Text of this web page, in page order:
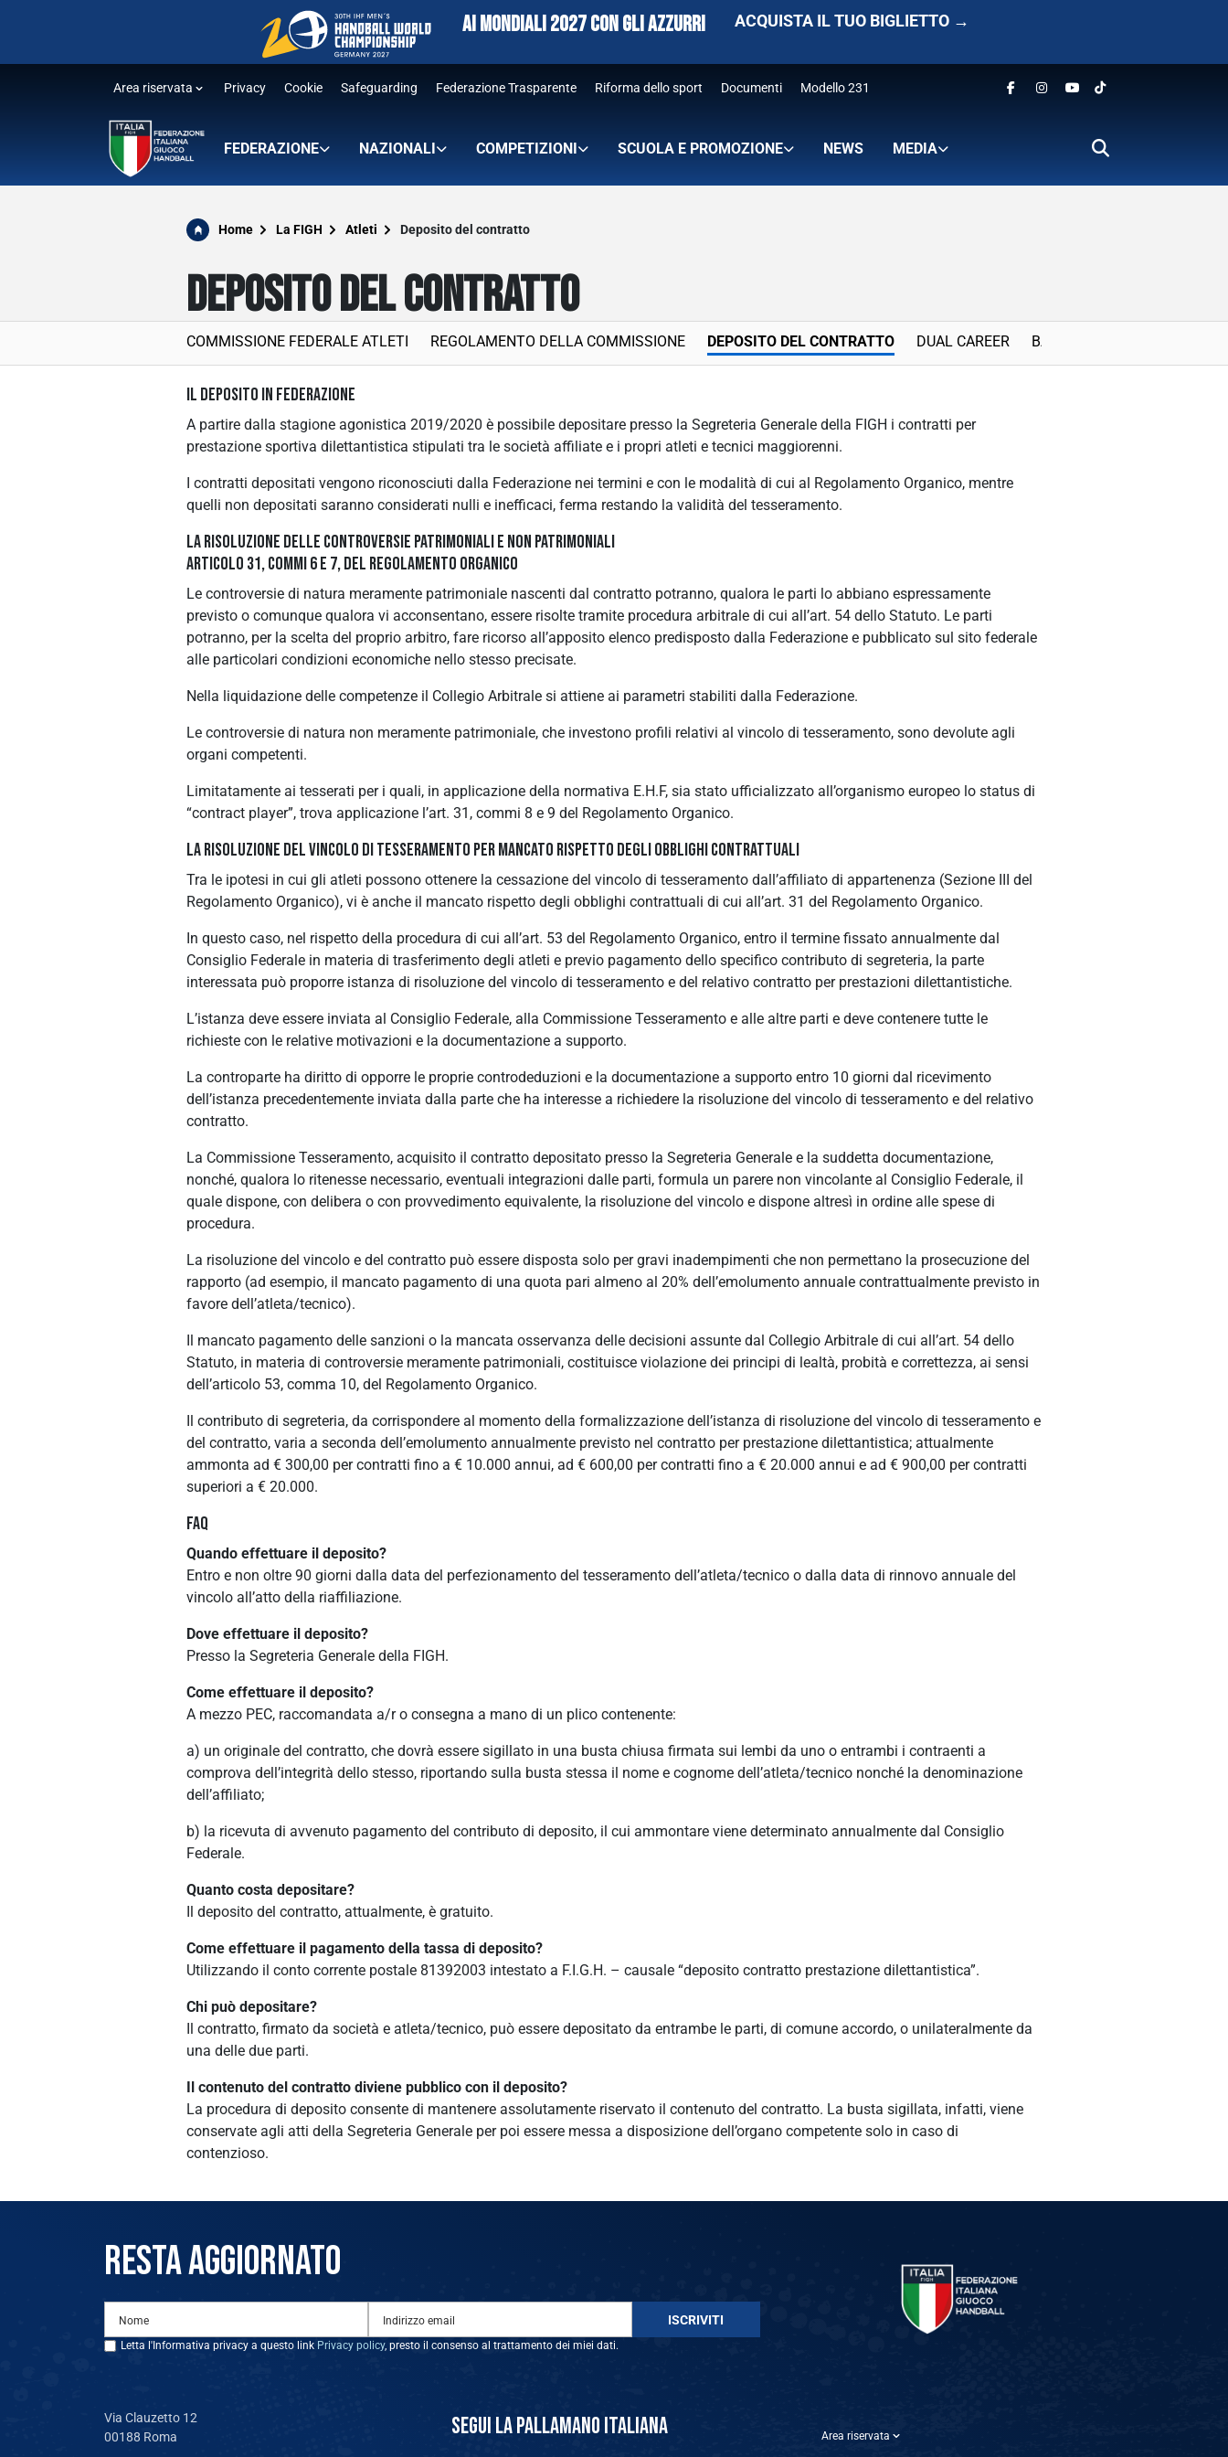
AI MONDIALI 2027 CON GLI AZZURRI ACQUISTA IL TUO BIGLIETTO →
Area riservata Privacy Cookie Safeguarding Federazione Trasparente Riforma dello sport Documenti Modello 231
FEDERAZIONE NAZIONALI COMPETIZIONI SCUOLA E PROMOZIONE NEWS MEDIA
Home La FIGH Atleti Deposito del contratto
DEPOSITO DEL CONTRATTO
COMMISSIONE FEDERALE ATLETI REGOLAMENTO DELLA COMMISSIONE DEPOSITO DEL CONTRATTO DUAL CAREER BANDI E PROGETTI
IL DEPOSITO IN FEDERAZIONE
A partire dalla stagione agonistica 2019/2020 è possibile depositare presso la Segreteria Generale della FIGH i contratti per
prestazione sportiva dilettantistica stipulati tra le società affiliate e i propri atleti e tecnici maggiorenni.
I contratti depositati vengono riconosciuti dalla Federazione nei termini e con le modalità di cui al Regolamento Organico, mentre
quelli non depositati saranno considerati nulli e inefficaci, ferma restando la validità del tesseramento.
LA RISOLUZIONE DELLE CONTROVERSIE PATRIMONIALI E NON PATRIMONIALI
ARTICOLO 31, COMMI 6 E 7, DEL REGOLAMENTO ORGANICO
Le controversie di natura meramente patrimoniale nascenti dal contratto potranno, qualora le parti lo abbiano espressamente
previsto o comunque qualora vi acconsentano, essere risolte tramite procedura arbitrale di cui all’art. 54 dello Statuto. Le parti
potranno, per la scelta del proprio arbitro, fare ricorso all’apposito elenco predisposto dalla Federazione e pubblicato sul sito federale
alle particolari condizioni economiche nello stesso precisate.
Nella liquidazione delle competenze il Collegio Arbitrale si attiene ai parametri stabiliti dalla Federazione.
Le controversie di natura non meramente patrimoniale, che investono profili relativi al vincolo di tesseramento, sono devolute agli
organi competenti.
Limitatamente ai tesserati per i quali, in applicazione della normativa E.H.F, sia stato ufficializzato all’organismo europeo lo status di
“contract player”, trova applicazione l’art. 31, commi 8 e 9 del Regolamento Organico.
LA RISOLUZIONE DEL VINCOLO DI TESSERAMENTO PER MANCATO RISPETTO DEGLI OBBLIGHI CONTRATTUALI
Tra le ipotesi in cui gli atleti possono ottenere la cessazione del vincolo di tesseramento dall’affiliato di appartenenza (Sezione III del
Regolamento Organico), vi è anche il mancato rispetto degli obblighi contrattuali di cui all’art. 31 del Regolamento Organico.
In questo caso, nel rispetto della procedura di cui all’art. 53 del Regolamento Organico, entro il termine fissato annualmente dal
Consiglio Federale in materia di trasferimento degli atleti e previo pagamento dello specifico contributo di segreteria, la parte
interessata può proporre istanza di risoluzione del vincolo di tesseramento e del relativo contratto per prestazioni dilettantistiche.
L’istanza deve essere inviata al Consiglio Federale, alla Commissione Tesseramento e alle altre parti e deve contenere tutte le
richieste con le relative motivazioni e la documentazione a supporto.
La controparte ha diritto di opporre le proprie controdeduzioni e la documentazione a supporto entro 10 giorni dal ricevimento
dell’istanza precedentemente inviata dalla parte che ha interesse a richiedere la risoluzione del vincolo di tesseramento e del relativo
contratto.
La Commissione Tesseramento, acquisito il contratto depositato presso la Segreteria Generale e la suddetta documentazione,
nonché, qualora lo ritenesse necessario, eventuali integrazioni dalle parti, formula un parere non vincolante al Consiglio Federale, il
quale dispone, con delibera o con provvedimento equivalente, la risoluzione del vincolo e dispone altresì in ordine alle spese di
procedura.
La risoluzione del vincolo e del contratto può essere disposta solo per gravi inadempimenti che non permettano la prosecuzione del
rapporto (ad esempio, il mancato pagamento di una quota pari almeno al 20% dell’emolumento annuale contrattualmente previsto in
favore dell’atleta/tecnico).
Il mancato pagamento delle sanzioni o la mancata osservanza delle decisioni assunte dal Collegio Arbitrale di cui all’art. 54 dello
Statuto, in materia di controversie meramente patrimoniali, costituisce violazione dei principi di lealtà, probità e correttezza, ai sensi
dell’articolo 53, comma 10, del Regolamento Organico.
Il contributo di segreteria, da corrispondere al momento della formalizzazione dell’istanza di risoluzione del vincolo di tesseramento e
del contratto, varia a seconda dell’emolumento annualmente previsto nel contratto per prestazione dilettantistica; attualmente
ammonta ad € 300,00 per contratti fino a € 10.000 annui, ad € 600,00 per contratti fino a € 20.000 annui e ad € 900,00 per contratti
superiori a € 20.000.
FAQ
Quando effettuare il deposito?
Entro e non oltre 90 giorni dalla data del perfezionamento del tesseramento dell’atleta/tecnico o dalla data di rinnovo annuale del
vincolo all’atto della riaffiliazione.
Dove effettuare il deposito?
Presso la Segreteria Generale della FIGH.
Come effettuare il deposito?
A mezzo PEC, raccomandata a/r o consegna a mano di un plico contenente:
a) un originale del contratto, che dovrà essere sigillato in una busta chiusa firmata sui lembi da uno o entrambi i contraenti a
comprova dell’integrità dello stesso, riportando sulla busta stessa il nome e cognome dell’atleta/tecnico nonché la denominazione
dell’affiliato;
b) la ricevuta di avvenuto pagamento del contributo di deposito, il cui ammontare viene determinato annualmente dal Consiglio
Federale.
Quanto costa depositare?
Il deposito del contratto, attualmente, è gratuito.
Come effettuare il pagamento della tassa di deposito?
Utilizzando il conto corrente postale 81392003 intestato a F.I.G.H. – causale “deposito contratto prestazione dilettantistica”.
Chi può depositare?
Il contratto, firmato da società e atleta/tecnico, può essere depositato da entrambe le parti, di comune accordo, o unilateralmente da
una delle due parti.
Il contenuto del contratto diviene pubblico con il deposito?
La procedura di deposito consente di mantenere assolutamente riservato il contenuto del contratto. La busta sigillata, infatti, viene
conservate agli atti della Segreteria Generale per poi essere messa a disposizione dell’organo competente solo in caso di
contenzioso.
RESTA AGGIORNATO
Letta l'Informativa privacy a questo link Privacy policy, presto il consenso al trattamento dei miei dati.
Via Clauzetto 12
00188 Roma
SEGUI LA PALLAMANO ITALIANA Area riservata